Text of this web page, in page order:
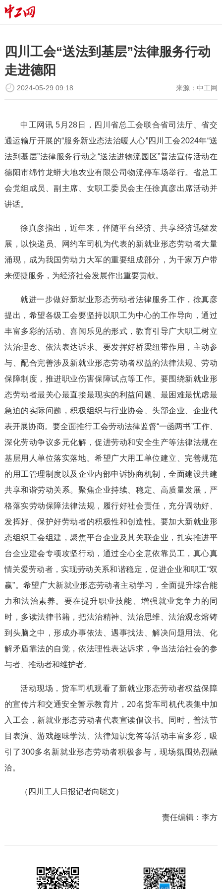
四川工会“送法到基层”法律服务行动
走进德阳
来源：中工网
2024-05-29 09:18
中工网讯 5月28日，四川省总工会联合省司法厅、省交
通运输厅开展的“服务新业态法治暖人心”四川工会2024年“送
法到基层”法律服务行动之“送法进物流园区”普法宣传活动在
德阳市绵竹龙蟒大地农业有限公司物流停车场举行。省总工
会党组成员、副主席、女职工委员会主任徐真彦出席活动并
讲话。
徐真彦指出，近年来，伴随平台经济、共享经济迅猛发
展，以快递员、网约车司机为代表的新就业形态劳动者大量
涌现，成为我国劳动力大军的重要组成部分，为千家万户带
来便捷服务，为经济社会发展作出重要贡献。
就进一步做好新就业形态劳动者法律服务工作，徐真彦
提出，希望各级工会要坚持以职工为中心的工作导向，通过
丰富多彩的活动、喜闻乐见的形式，教育引导广大职工树立
法治理念、依法表达诉求。要发挥好桥梁纽带作用，主动参
与、配合完善涉及新就业形态劳动者权益的法律法规、劳动
保障制度，推进职业伤害保障试点等工作。要围绕新就业形
态劳动者最关心最直接最现实的利益问题、最困难最忧虑最
急迫的实际问题，积极组织与行业协会、头部企业、企业代
表开展协商。要全面推行工会劳动法律监督“一函两书”工作、
深化劳动争议多元化解，促进劳动和安全生产等法律法规在
基层用人单位落实落地。希望广大用工单位建立、完善规范
的用工管理制度以及企业内部申诉协商机制，全面建设共建
共享和谐劳动关系。聚焦企业持续、稳定、高质量发展，严
格落实劳动保障法律法规，履行好社会责任，充分调动好、
发挥好、保护好劳动者的积极性和创造性。要加大新就业形
态组织工会组建，聚焦平台企业及其关联企业，扎实推进平
台企业建会专项攻坚行动，通过全心全意依靠员工，真心真
情关爱劳动者，实现劳动关系和谐稳定，促进企业和职工“双
赢”。希望广大新就业形态劳动者主动学习，全面提升综合能
力和法治素养。要在提升职业技能、增强就业竞争力的同
时，多读法律书籍，把法治精神、法治思维、法治观念熔铸
到头脑之中，形成办事依法、遇事找法、解决问题用法、化
解矛盾靠法的自觉，依法理性表达诉求，争当法治社会的参
与者、推动者和维护者。
活动现场，货车司机观看了新就业形态劳动者权益保障
的宣传片和交通安全警示教育片，20名货车司机代表集中加
入工会，新就业形态劳动者代表宣读倡议书。同时，普法节
目表演、游戏趣味学法、法律知识竞答等活动丰富多彩，吸
引了300多名新就业形态劳动者积极参与，现场氛围热烈融
洽。
（四川工人日报记者向晓文）
责任编辑：李方